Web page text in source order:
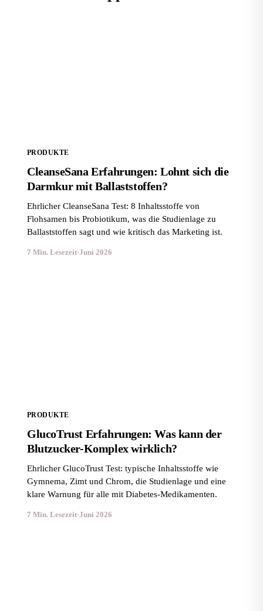
PRODUKTE
CleanseSana Erfahrungen: Lohnt sich die
Darmkur mit Ballaststoffen?
Ehrlicher CleanseSana Test: 8 Inhaltsstoffe von
Flohsamen bis Probiotikum, was die Studienlage zu
Ballaststoffen sagt und wie kritisch das Marketing ist.
7 Min. Lesezeit·Juni 2026
PRODUKTE
GlucoTrust Erfahrungen: Was kann der
Blutzucker-Komplex wirklich?
Ehrlicher GlucoTrust Test: typische Inhaltsstoffe wie
Gymnema, Zimt und Chrom, die Studienlage und eine
klare Warnung für alle mit Diabetes-Medikamenten.
7 Min. Lesezeit·Juni 2026